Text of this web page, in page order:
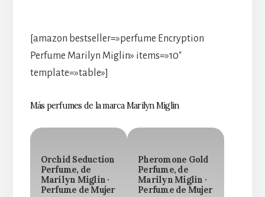
[amazon bestseller=»perfume Encryption
Perfume Marilyn Miglin» items=»10″
template=»table»]
Más perfumes de la marca Marilyn Miglin
Orchid Seduction
Perfume, de
Marilyn Miglin ·
Perfume de Mujer
Pheromone Gold
Perfume, de
Marilyn Miglin ·
Perfume de Mujer